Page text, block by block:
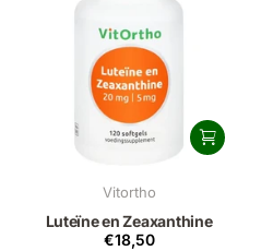
Vitortho
Luteïne en Zeaxanthine
€18,50